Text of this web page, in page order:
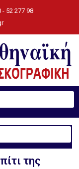
- 52 277 98
της